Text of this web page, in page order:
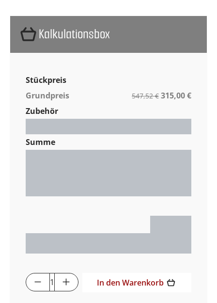
Kalkulationsbox
Stückpreis
Grundpreis
547,52 € 315,00 €
Zubehör
Summe
Produkt Anzahl: Gib den
In den Warenkorb